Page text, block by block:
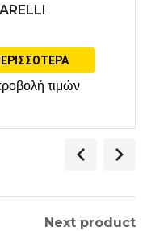
τιμών
Next product